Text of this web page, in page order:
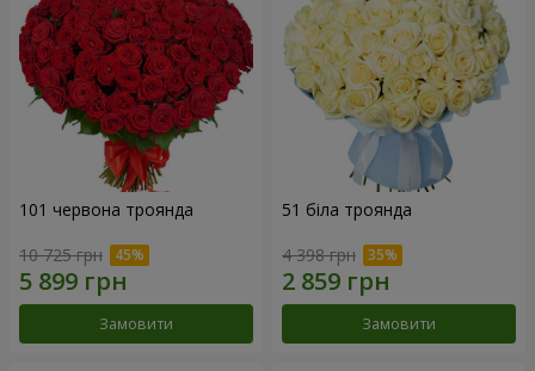
101 червона троянда
10 725 грн
Замовити
51 біла троянда
4 398 грн
Замовити